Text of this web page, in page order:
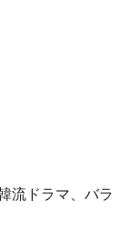
流ドラマ、バラ